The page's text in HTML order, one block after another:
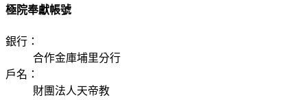
極院奉獻帳號
銀行 ：
合作金庫埔里分行
戶名 ：
財團法人天帝教